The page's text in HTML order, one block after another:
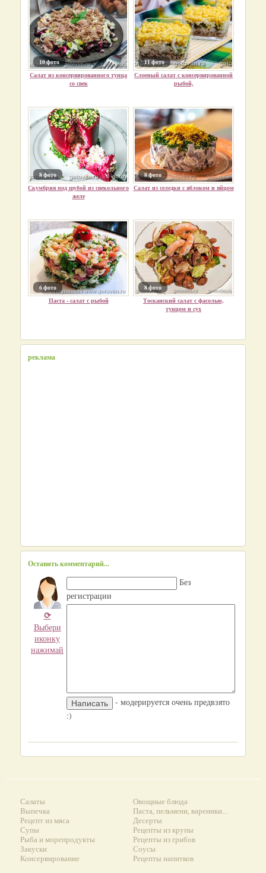
10 фото
Салат из консервированного тунца
со свек
11 фото
Слоеный салат с консервированной
рыбой,
8 фото
Скумбрия под шубой из свекольного
желе
8 фото
Салат из селедки с яблоком и яйцом
6 фото
Паста - салат с рыбой
8 фото
Тосканский салат с фасолью,
тунцом и сух
реклама
Оставить комментарий...
⟳
Выбери
иконку
нажимай
Без
регистрации
- модерируется очень предвзято
:)
Салаты
Выпечка
Рецепт из мяса
Супы
Рыба и морепродукты
Закуски
Консервирование
Овощные блюда
Паста, пельмени, вареники...
Десерты
Рецепты из крупы
Рецепты из грибов
Соусы
Рецепты напитков